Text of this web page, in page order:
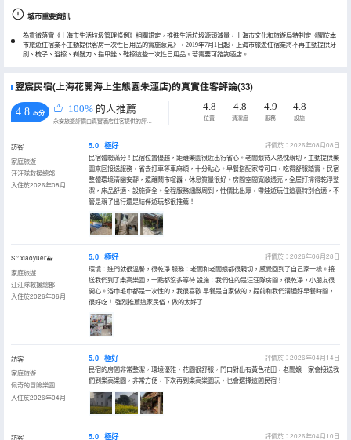
城市重要資訊
為貫徹落實《上海市生活垃圾管理條例》相關規定，推進生活垃圾源頭減量，上海市文化和旅遊局特制定《關於本
市旅遊住宿業不主動提供客房一次性日用品的實施意見》，2019年7月1日起，上海市旅遊住宿業將不再主動提供牙
刷、梳子、浴擦、剃鬚刀、指甲銼、鞋擦這些一次性日用品。若需要可諮詢酒店。
翌宸民宿(上海花開海上生態園朱涇店)的真實住客評論(33)
4.8 /5分 100% 的人推薦
永安旅遊評價由真實酒店住客提供的評價。
4.8
位置
4.8
清潔度
4.9
服務
4.8
設施
訪客
家庭旅遊
汪汪隊救援總部
入住於2026年08月
5.0 極好
評價於：2026年08月08日
民宿體驗滿分！民宿位置優越，距離樂園很近出行省心。老闆娘待人熱忱親切，主動提供樂
園來回接送服務，省去打車等車麻煩，十分貼心。早餐搭配家常可口，吃得舒服踏實。民宿
整體環境清幽安靜，遠離鬧市喧囂，休息質量很好。房間空間寬敞透亮，全屋打掃得乾淨整
潔，床品舒適、設施齊全。全程服務細緻周到，性價比出眾，帶娃遊玩住這裏特別合適，不
管是親子出行還是結伴遊玩都很推薦！
S ° xiaoyuer🐳
家庭旅遊
汪汪隊救援總部
入住於2026年06月
5.0 極好
評價於：2026年06月28日
環境：進門就很温馨，很乾凈 服務：老闆和老闆娘都很親切，感覺回到了自己家一樣。接
送我們到了樂高樂園，一點都沒多等待 設施：我們住的是汪汪隊房間，很乾凈，小朋友很
開心。浴巾毛巾都是一次性的，我很喜歡 早餐是自家做的，提前和我們溝通好早餐時間，
很好吃！ 強烈推薦這家民俗，做的太好了
訪客
家庭旅遊
佩奇的冒險樂園
入住於2026年04月
5.0 極好
評價於：2026年04月14日
民宿的房間非常整潔，環境優雅，花園很舒服，門口對出有黃色花田，老闆娘一家會接送我
們到樂高樂園，非常方便，下次再到樂高樂園玩，也會選擇這間民宿！
訪客 5.0 極好 評價於：2026年04月10日